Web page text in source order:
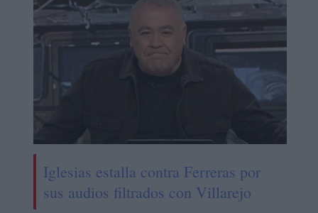
Iglesias estalla contra Ferreras por
sus audios filtrados con Villarejo